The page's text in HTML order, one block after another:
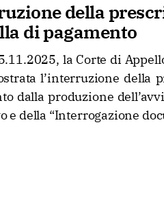
della
di pagamento
la Corte di
l’interruzione della
dalla produzione
e della “Interrogazione